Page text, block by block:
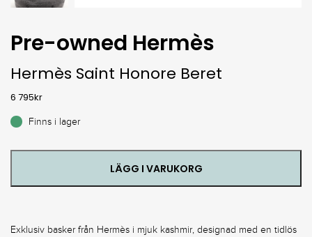
Pre-owned Hermès
Hermès Saint Honore Beret
6 795kr
Finns i lager
LÄGG I VARUKORG
Exklusiv basker från Hermès i mjuk kashmir, designad med en tidlös